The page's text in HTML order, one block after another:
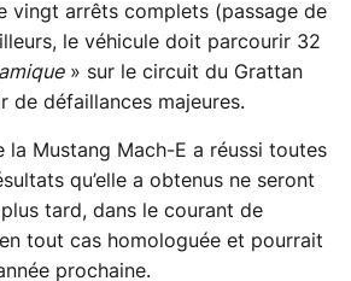
vingt arrêts complets (passage de
le véhicule doit parcourir 32
» sur le circuit du Grattan
de défaillances majeures.
la Mustang Mach-E a réussi toutes
qu’elle a obtenus ne seront
tard, dans le courant de
en tout cas homologuée et pourrait
prochaine.